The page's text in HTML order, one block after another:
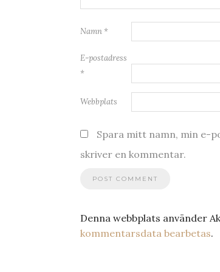
Namn *
E-postadress
*
Webbplats
Spara mitt namn, min e-
skriver en kommentar.
Denna webbplats använder
kommentarsdata bearbetas.